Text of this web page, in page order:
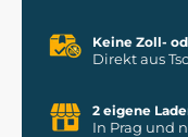
Keine Zoll-
Direkt aus
2 eigene
In Prag und